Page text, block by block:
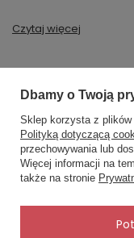
Czytaj więcej
Dbamy o Twoją
Sklep korzysta z plików
Polityką dotyczącą
przechowywania lub
Więcej informacji na
także na stronie